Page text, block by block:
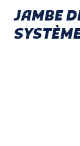
JAMBE